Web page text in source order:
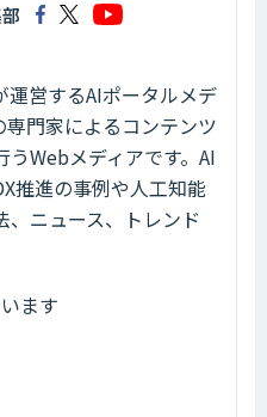
営するAIポータルメデ
門家によるコンテンツ
Webメディアです。AI
推進の事例や人工知能
、ニュース、トレンド
ます